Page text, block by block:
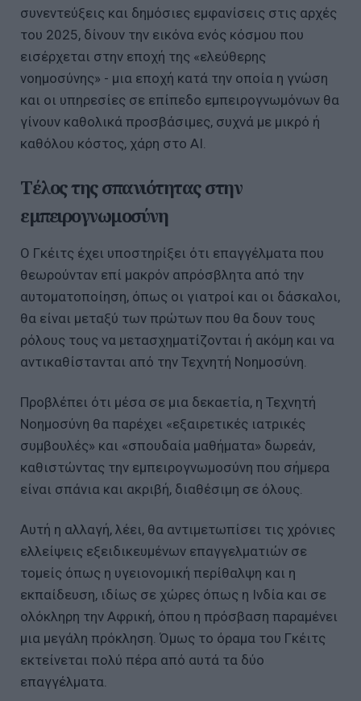
συνεντεύξεις και δημόσιες εμφανίσεις στις αρχές
του 2025, δίνουν την εικόνα ενός κόσμου που
εισέρχεται στην εποχή της «ελεύθερης
νοημοσύνης» - μια εποχή κατά την οποία η γνώση
και οι υπηρεσίες σε επίπεδο εμπειρογνωμόνων θα
γίνουν καθολικά προσβάσιμες, συχνά με μικρό ή
καθόλου κόστος, χάρη στο AI.
Τέλος της σπανιότητας στην
εμπειρογνωμοσύνη
Ο Γκέιτς έχει υποστηρίξει ότι επαγγέλματα που
θεωρούνταν επί μακρόν απρόσβλητα από την
αυτοματοποίηση, όπως οι γιατροί και οι δάσκαλοι,
θα είναι μεταξύ των πρώτων που θα δουν τους
ρόλους τους να μετασχηματίζονται ή ακόμη και να
αντικαθίστανται από την Τεχνητή Νοημοσύνη.
Προβλέπει ότι μέσα σε μια δεκαετία, η Τεχνητή
Νοημοσύνη θα παρέχει «εξαιρετικές ιατρικές
συμβουλές» και «σπουδαία μαθήματα» δωρεάν,
καθιστώντας την εμπειρογνωμοσύνη που σήμερα
είναι σπάνια και ακριβή, διαθέσιμη σε όλους.
Αυτή η αλλαγή, λέει, θα αντιμετωπίσει τις χρόνιες
ελλείψεις εξειδικευμένων επαγγελματιών σε
τομείς όπως η υγειονομική περίθαλψη και η
εκπαίδευση, ιδίως σε χώρες όπως η Ινδία και σε
ολόκληρη την Αφρική, όπου η πρόσβαση παραμένει
μια μεγάλη πρόκληση. Όμως το όραμα του Γκέιτς
εκτείνεται πολύ πέρα από αυτά τα δύο
επαγγέλματα.